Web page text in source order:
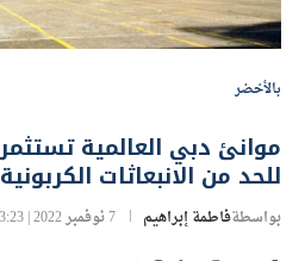
بالأخضر
للحد من الانبعاثات الكربونية
بواسطةفاطمة إبراهيم 7 نوفمبر 2022 | 3:23 م